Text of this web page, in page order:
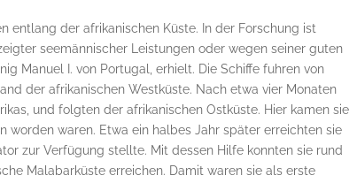
entlang der afrikanischen Küste. In der Forschung ist
seemännischer Leistungen oder wegen seiner guten
Manuel I. von Portugal, erhielt. Die Schiffe fuhren von
der afrikanischen Westküste. Nach etwa vier Monaten
und folgten der afrikanischen Ostküste. Hier kamen sie
worden waren. Etwa ein halbes Jahr später erreichten sie
zur Verfügung stellte. Mit dessen Hilfe konnten sie rund
Malabarküste erreichen. Damit waren sie als erste